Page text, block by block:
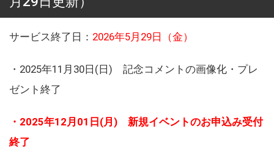
サービス終了日： 2026年5月29日（金）
・2025年11月30日(日) 記念コメントの画像化・プレ
ゼント終了
・2025年12月01日(月) 新規イベントのお申込み受付
終了